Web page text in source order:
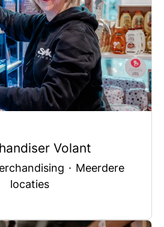
Volant
· Meerdere
locaties